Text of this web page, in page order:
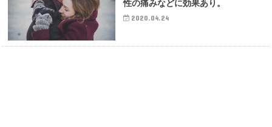
性の痛みなどに効果あり。
2020.04.24